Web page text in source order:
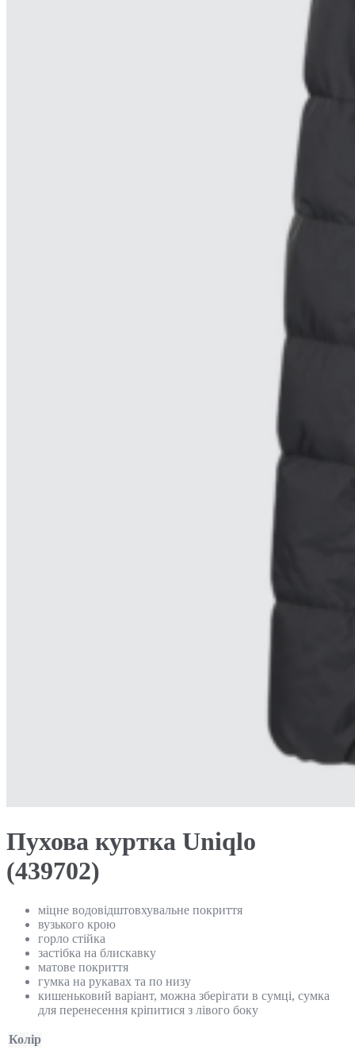
Пухова куртка Uniqlo
(439702)
міцне водовідштовхувальне покриття
вузького крою
горло стійка
застібка на блискавку
матове покриття
гумка на рукавах та по низу
кишеньковий варіант, можна зберігати в сумці, сумка
для перенесення кріпитися з лівого боку
Колір